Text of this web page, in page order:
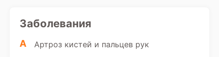
Заболевания
А Артроз кистей и пальцев рук